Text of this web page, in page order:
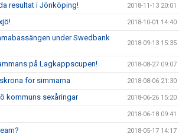
resultat i Jönköping! 2018-11-13 20:01
2018-10-01 14:40
under Swedbank
2018-09-13 15:35
på Lagkappscupen! 2018-08-27 09:07
för simmarna 2018-08-06 21:30
kommuns sexåringar 2018-06-26 15:20
2018-06-18 09:41
2018-05-17 14:17